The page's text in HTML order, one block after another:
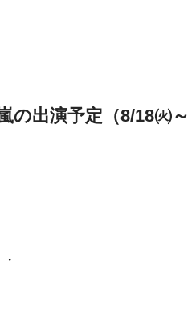
の出演予定（8/18㈫～